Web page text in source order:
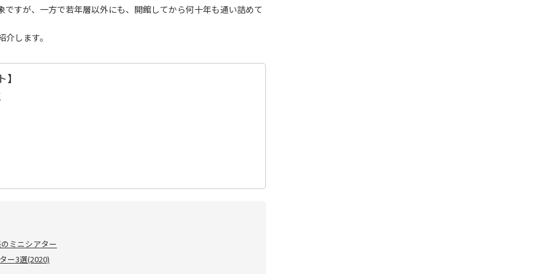
すが、一方で若年層以外にも、開館してから何十年も通い詰めて
します。
ミニシアター
ー3選(2020)